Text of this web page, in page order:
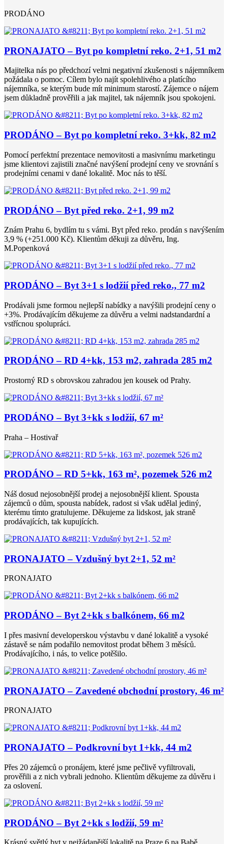
PRODÁNO
PRONAJATO – Byt po kompletní reko. 2+1, 51 m2
Majitelka nás po předchozí velmi negativní zkušenosti s nájemníkem
požádala o pomoc. Cílem bylo najít spolehlivého a platícího
nájemníka, se kterým bude mít minimum starostí. Zájemce o nájem
jsem důkladně prověřili a jak majitel, tak nájemník jsou spokojeni.
PRODÁNO – Byt po kompletní reko. 3+kk, 82 m2
Pomocí perfektní prezentace nemovitosti a masivnímu marketingu
jsme klientovi zajistili značné navýšení prodejní ceny ve srovnání s
prodejními cenami v dané lokalitě. Moc nás to těší.
PRODÁNO – Byt před reko. 2+1, 99 m2
Znám Prahu 6, bydlím tu s vámi. Byt před reko. prodán s navýšením
3,9 % (+251.000 Kč). Klientům děkuji za důvěru, Ing.
M.Popenková
PRODÁNO – Byt 3+1 s lodžií před reko., 77 m2
Prodávali jsme formou nejlepší nabídky a navýšili prodejní ceny o
+3%. Prodávajícím děkujeme za důvěru a velmi nadstandardní a
vstřícnou spolupráci.
PRODÁNO – RD 4+kk, 153 m2, zahrada 285 m2
Prostorný RD s obrovskou zahradou jen kousek od Prahy.
PRODÁNO – Byt 3+kk s lodžií, 67 m²
Praha – Hostivař
PRODÁNO – RD 5+kk, 163 m², pozemek 526 m2
Náš dosud nejosobnější prodej a nejosobnější klient. Spousta
zájemců o dům, spousta nabídek, radost si však udělal jediný,
kterému tímto gratulujeme. Děkujeme za lidskost, jak straně
prodávajících, tak kupujících.
PRONAJATO – Vzdušný byt 2+1, 52 m²
PRONAJATO
PRODÁNO – Byt 2+kk s balkónem, 66 m2
I přes masivní developerskou výstavbu v dané lokalitě a vysoké
zástavě se nám podařilo nemovitost prodat během 3 měsíců.
Prodávajícího, i nás, to velice potěšilo.
PRONAJATO – Zavedené obchodní prostory, 46 m²
PRONAJATO
PRONAJATO – Podkrovní byt 1+kk, 44 m2
Přes 20 zájemců o pronájem, které jsme pečlivě vyfiltrovali,
prověřili a z nich vybrali jednoho. Klientům děkujeme za důvěru i
za oslovení.
PRODÁNO – Byt 2+kk s lodžií, 59 m²